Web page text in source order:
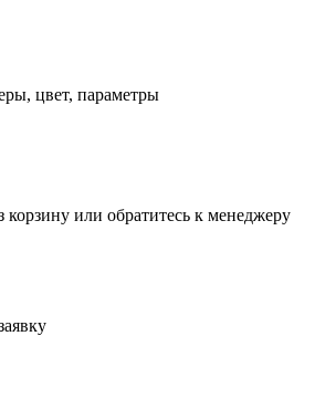
цвет, параметры
корзину или обратитесь к менеджеру